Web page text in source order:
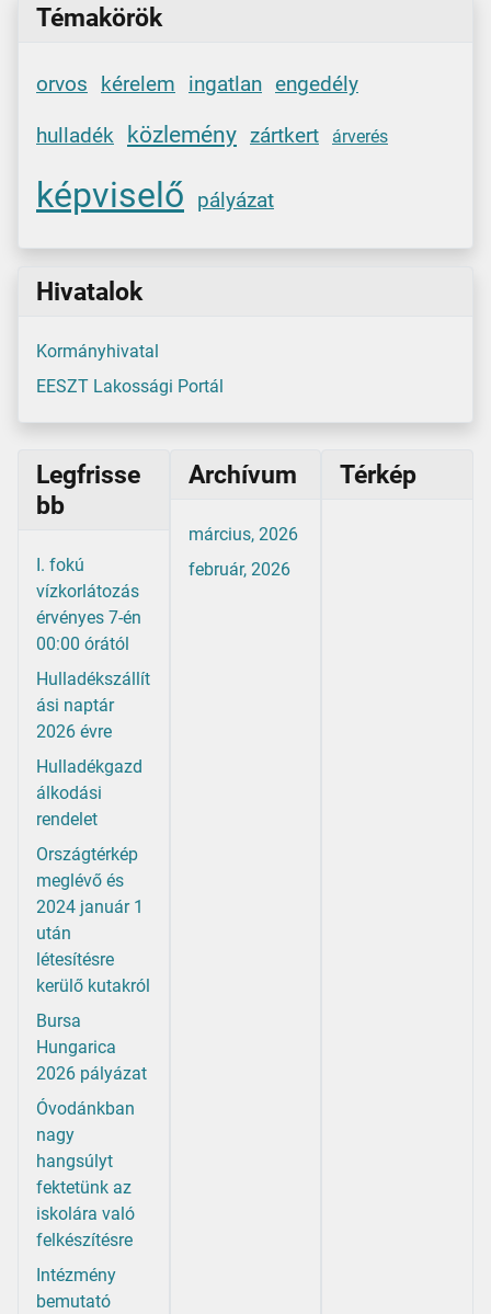
Témakörök
orvos kérelem ingatlan engedély
hulladék közlemény zártkert árverés
képviselő pályázat
Hivatalok
Kormányhivatal
EESZT Lakossági Portál
Legfrisse
bb
I. fokú
vízkorlátozás
érvényes 7-én
00:00 órától
Hulladékszállít
ási naptár
2026 évre
Hulladékgazd
álkodási
rendelet
Országtérkép
meglévő és
2024 január 1
után
létesítésre
kerülő kutakról
Bursa
Hungarica
2026 pályázat
Óvodánkban
nagy
hangsúlyt
fektetünk az
iskolára való
felkészítésre
Intézmény
bemutató
Archívum
március, 2026
február, 2026
Térkép